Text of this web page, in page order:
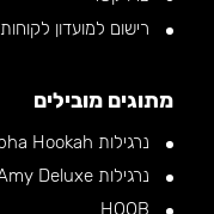
רישום למועדון לקוחות
מתוגים מובילים
נרגילות Alpha Hookah
נרגילות Amy Deluxe